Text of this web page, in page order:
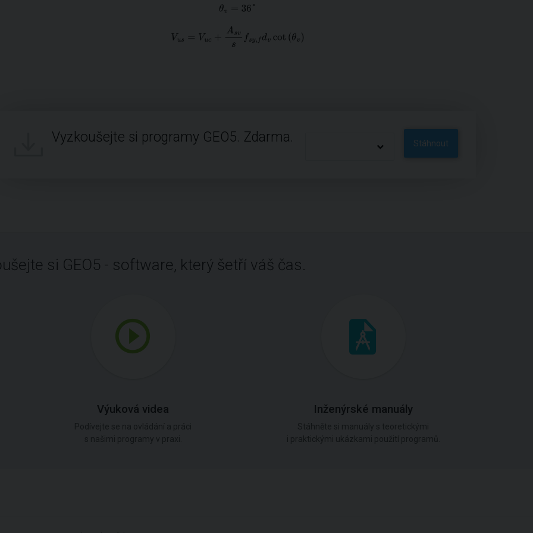
Vyzkoušejte si programy GEO5. Zdarma. Stáhnout
si GEO5 - software, který šetří váš čas.
Výuková videa Inženýrské manuály